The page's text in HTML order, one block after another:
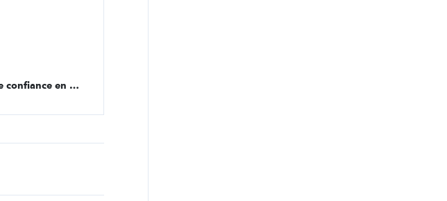
[À l'unisson, 8e épisode] « Ce travail au quotidien permet à ces enfants de prendre confiance en eux »